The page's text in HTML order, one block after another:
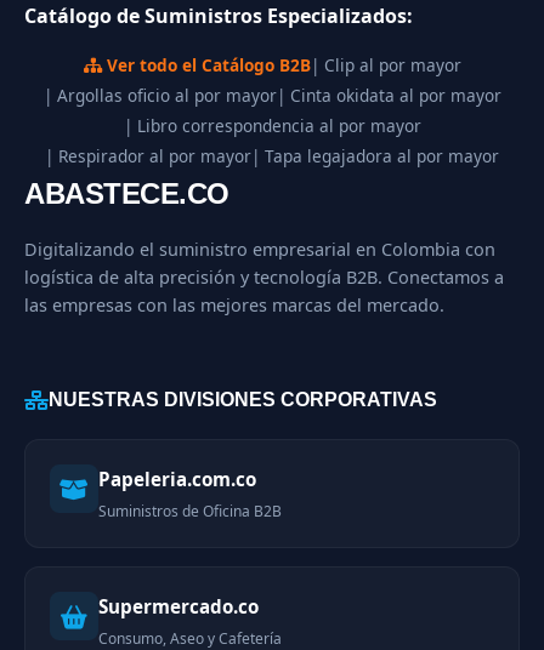
Catálogo de Suministros Especializados:
Ver todo el Catálogo B2B| Clip al por mayor
| Argollas oficio al por mayor| Cinta okidata al por mayor
| Libro correspondencia al por mayor
| Respirador al por mayor| Tapa legajadora al por mayor
ABASTECE.CO
Digitalizando el suministro empresarial en Colombia con
logística de alta precisión y tecnología B2B. Conectamos a
las empresas con las mejores marcas del mercado.
NUESTRAS DIVISIONES CORPORATIVAS
Papeleria.com.co
Suministros de Oficina B2B
Supermercado.co
Consumo, Aseo y Cafetería